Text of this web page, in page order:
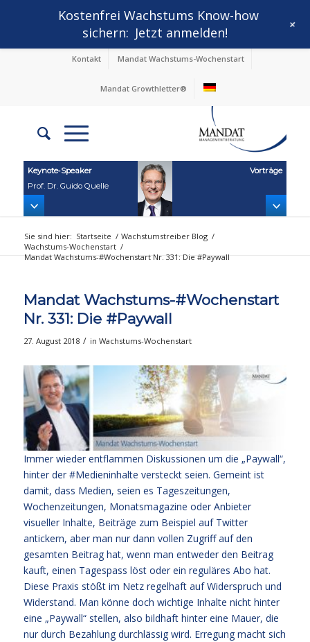
Kontakt Mandat Wachstums-Wochenstart
Mandat Growthletter®
Keynote‑Speaker
Prof. Dr. Guido Quelle
Vorträge
Sie sind hier: Startseite / Wachstumstreiber Blog /
Wachstums-Wochenstart /
Mandat Wachstums-#Wochenstart Nr. 331: Die #Paywall
Mandat Wachstums-#Wochenstart
Nr. 331: Die #Paywall
27. August 2018 / in Wachstums-Wochenstart
Immer wieder entflammen Diskussionen um die „Paywall“,
hinter der #Medieninhalte versteckt seien. Gemeint ist
damit, dass Medien, seien es Tageszeitungen,
Wochenzeitungen, Monatsmagazine oder Anbieter
visueller Inhalte, Beiträge zum Beispiel auf Twitter
antickern, aber man nur dann vollen Zugriff auf den
gesamten Beitrag hat, wenn man entweder den Beitrag
kauft, einen Tagespass löst oder ein reguläres Abo hat.
Diese Praxis stößt im Netz regelhaft auf Widerspruch und
Widerstand. Man könne doch wichtige Inhalte nicht hinter
eine „Paywall“ stellen, also bildhaft hinter eine Mauer, die
nur durch Bezahlung durchlässig wird. Erregung macht sich
Kostenfrei Wachstums Know-how
sichern: Jetzt anmelden! +